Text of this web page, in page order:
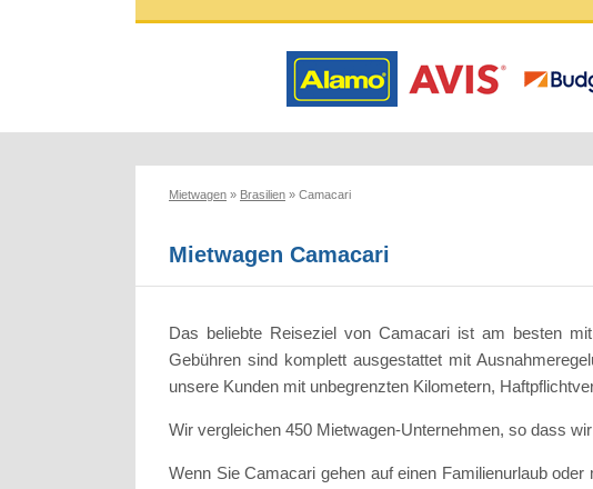
Mietwagen » Brasilien » Camacari
Mietwagen Camacari
Das beliebte Reiseziel von Camacari ist am besten
Gebühren sind komplett ausgestattet mit
unsere Kunden mit unbegrenzten Kilometern,
Wir vergleichen 450 Mietwagen-Unternehmen, so dass
Wenn Sie Camacari gehen auf einen Familienurlaub